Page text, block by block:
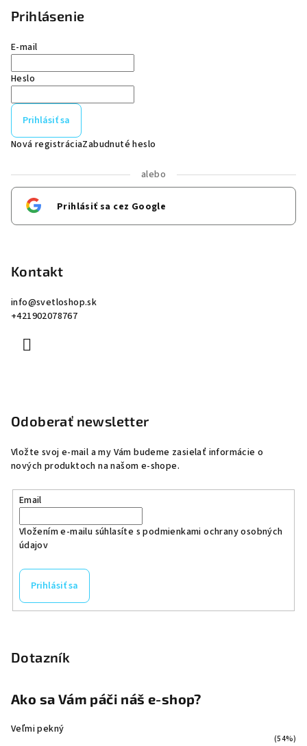
Prihlásenie
E-mail
Heslo
Prihlásiť sa
Nová registráciaZabudnuté heslo
alebo
Prihlásiť sa cez Google
Kontakt
info@svetloshop.sk
+421902078767
Odoberať newsletter
Vložte svoj e-mail a my Vám budeme zasielať informácie o
nových produktoch na našom e-shope.
Email
Vložením e-mailu súhlasíte spodmienkami ochrany osobných
údajov
Prihlásiť sa
Dotazník
Ako sa Vám páči náš e-shop?
Veľmi pekný
(54%)